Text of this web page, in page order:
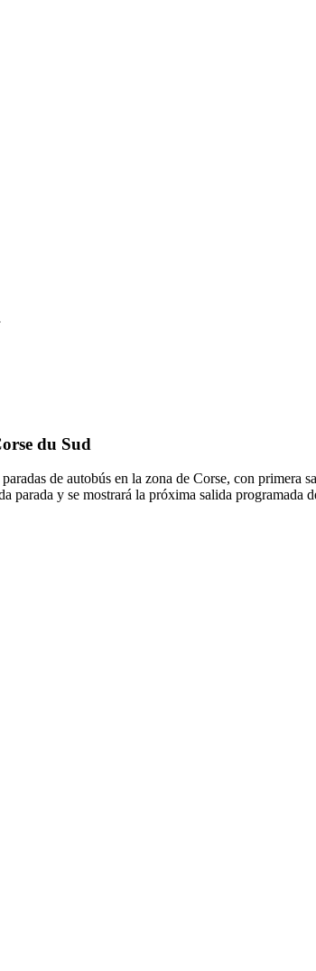
du Sud
de autobús en la zona de Corse, con primera
parada y se mostrará la próxima salida